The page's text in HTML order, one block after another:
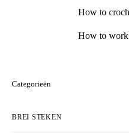
How to
How to work
Categorieën
BREI STEKEN